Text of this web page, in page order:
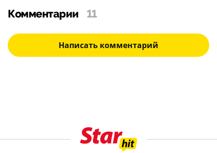
Комментарии 11
Написать комментарий